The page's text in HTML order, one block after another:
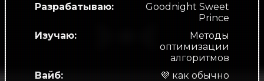
Разрабатываю:
Goodnight Sweet
Prince
Изучаю:
Методы
оптимизации
алгоритмов
Вайб:
💜 как обычно